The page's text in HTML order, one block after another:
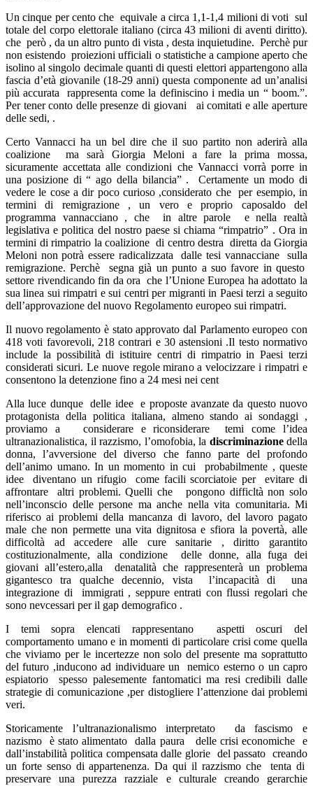
Un cinque per cento che equivale a circa 1,1-1,4 milioni di voti sul
totale del corpo elettorale italiano (circa 43 milioni di aventi diritto).
che però , da un altro punto di vista , desta inquietudine. Perchè pur
non esistendo proiezioni ufficiali o statistiche a campione aperto che
isolino al singolo decimale quanti di questi elettori appartengono alla
fascia d’età giovanile (18-29 anni) questa componente ad un’analisi
più accurata rappresenta come la definiscino i media un “ boom.”.
Per tener conto delle presenze di giovani ai comitati e alle aperture
delle sedi, .
Certo Vannacci ha un bel dire che il suo partito non aderirà alla
coalizione ma sarà Giorgia Meloni a fare la prima mossa,
sicuramente accettata alle condizioni che Vannacci vorrà porre in
una posizione di “ ago della bilancia” . Certamente un modo di
vedere le cose a dir poco curioso ,considerato che per esempio, in
termini di remigrazione , un vero e proprio caposaldo del
programma vannacciano , che in altre parole e nella realtà
legislativa e politica del nostro paese si chiama “rimpatrio” . Ora in
termini di rimpatrio la coalizione di centro destra diretta da Giorgia
Meloni non potrà essere radicalizzata dalle tesi vannacciane sulla
remigrazione. Perchè segna già un punto a suo favore in questo
settore rivendicando fin da ora che l’Unione Europea ha adottato la
sua linea sui rimpatri e sui centri per migranti in Paesi terzi a seguito
dell’approvazione del nuovo Regolamento europeo sui rimpatri.
Il nuovo regolamento è stato approvato dal Parlamento europeo con
418 voti favorevoli, 218 contrari e 30 astensioni .Il testo normativo
include la possibilità di istituire centri di rimpatrio in Paesi terzi
considerati sicuri. Le nuove regole mirano a velocizzare i rimpatri e
consentono la detenzione fino a 24 mesi nei cent
Alla luce dunque delle idee e proposte avanzate da questo nuovo
protagonista della politica italiana, almeno stando ai sondaggi ,
proviamo a considerare e riconsiderare temi come l’idea
ultranazionalistica, il razzismo, l’omofobia, la discriminazionedella
donna, l’avversione del diverso che fanno parte del profondo
dell’animo umano. In un momento in cui probabilmente , queste
idee diventano un rifugio come facili scorciatoie per evitare di
affrontare altri problemi. Quelli che pongono difficltà non solo
nell’inconscio delle persone ma anche nella vita comunitaria. Mi
riferisco ai problemi della mancanza di lavoro, del lavoro pagato
male che non permette una vita dignitosa e sfiora la povertà, alle
difficoltà ad accedere alle cure sanitarie , diritto garantito
costituzionalmente, alla condizione delle donne, alla fuga dei
giovani all’estero,alla denatalità che rappresenterà un problema
gigantesco tra qualche decennio, vista l’incapacità di una
integrazione di immigrati , seppure entrati con flussi regolari che
sono nevcessari per il gap demografico .
I temi sopra elencati rappresentano aspetti oscuri del
comportamento umano e in momenti di particolare crisi come quella
che viviamo per le incertezze non solo del presente ma soprattutto
del futuro ,inducono ad individuare un nemico esterno o un capro
espiatorio spesso palesemente fantomatici ma resi credibili dalle
strategie di comunicazione ,per distogliere l’attenzione dai problemi
veri.
Storicamente l’ultranazionalismo interpretato da fascismo e
nazismo è stato alimentato dalla paura delle crisi economiche e
dall’instabilità politica compensata dalle glorie del passato creando
un forte senso di appartenenza. Da qui il razzismo che tenta di
preservare una purezza razziale e culturale creando gerarchie